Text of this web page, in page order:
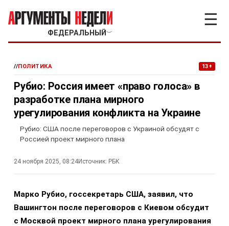
ФЕДЕРАЛЬНЫЙ ﹀
☰
//ПОЛИТИКА 13+
Рубио: Россия имеет «право голоса» в
разработке плана мирного
урегулирования конфликта на Украине
Рубио: США после переговоров с Украиной обсудят с
Россией проект мирного плана
24 ноября 2025, 08:24Источник: РБК
Марко Рубио, госсекретарь США, заявил, что
Вашингтон после переговоров с Киевом обсудит
с Москвой проект мирного плана урегулирования